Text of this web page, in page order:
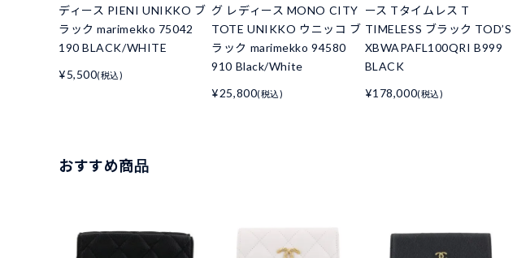
ディース PIENI UNIKKO ブ
ラック marimekko 75042
190 BLACK/WHITE
¥5,500(税込)
グ レディース MONO CITY
TOTE UNIKKO ウニッコ ブ
ラック marimekko 94580
910 Black/White
¥25,800(税込)
ース Tタイムレス T
TIMELESS ブラック TOD’S
XBWAPAFL100QRI B999
BLACK
¥178,000(税込)
おすすめ商品